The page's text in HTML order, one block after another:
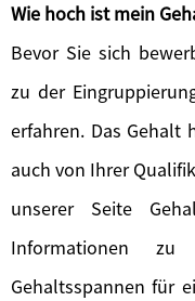
Wie hoch ist mein
Bevor Sie sich
zu der
erfahren. Das Gehalt
auch von Ihrer
unserer Seite
Informationen
Gehaltsspannen für